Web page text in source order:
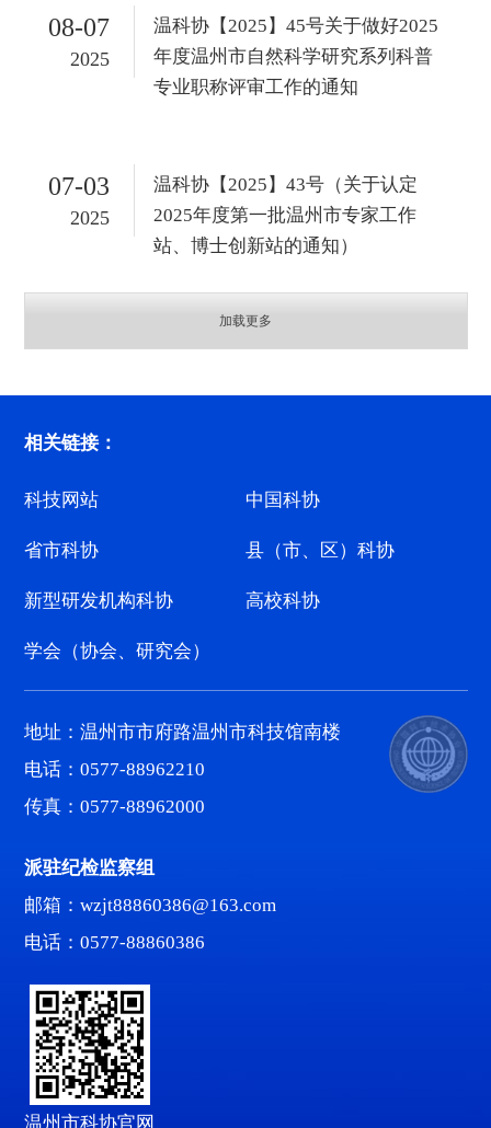
2025
08-07
温科协【2025】45号关于做好2025
年度温州市自然科学研究系列科普
专业职称评审工作的通知
2025
07-03
温科协【2025】43号（关于认定
2025年度第一批温州市专家工作
站、博士创新站的通知）
加载更多
相关链接：
科技网站 中国科协
省市科协 县（市、区）科协
新型研发机构科协 高校科协
学会（协会、研究会）
地址：温州市市府路温州市科技馆南楼
电话：0577-88962210
传真：0577-88962000
派驻纪检监察组
邮箱：wzjt88860386@163.com
电话：0577-88860386
温州市科协官网